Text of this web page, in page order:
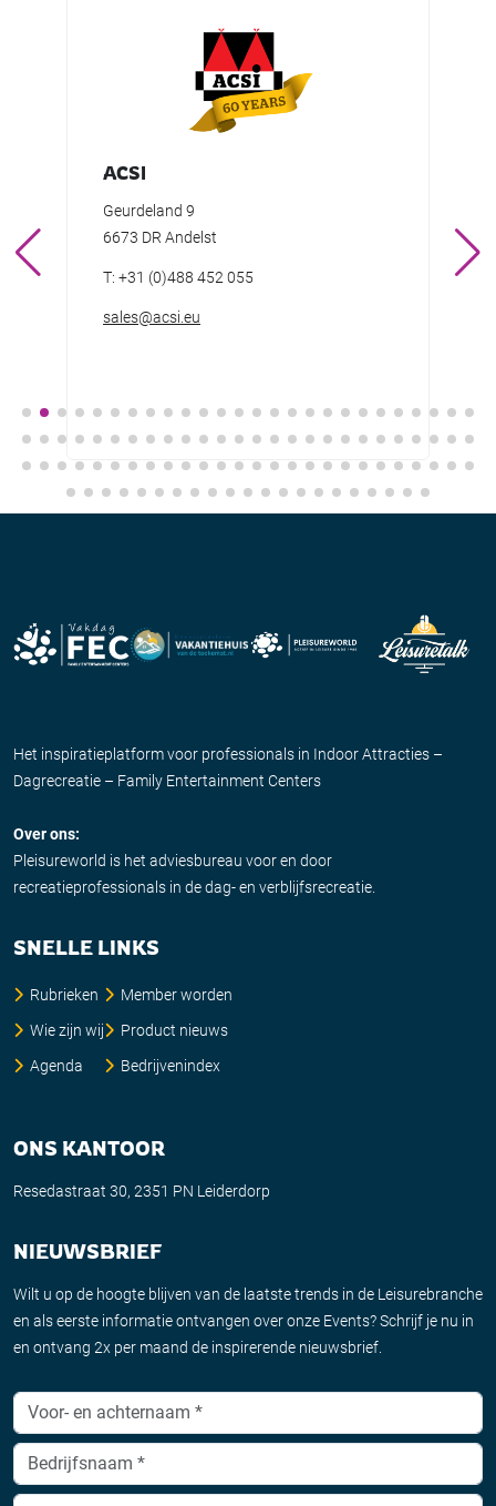
ACSI
Geurdeland 9
6673 DR Andelst
T: +31 (0)488 452 055
sales@acsi.eu
Het inspiratieplatform voor professionals in Indoor Attracties –
Dagrecreatie – Family Entertainment Centers
Over ons:
Pleisureworld is het adviesbureau voor en door
recreatieprofessionals in de dag- en verblijfsrecreatie.
SNELLE LINKS
Rubrieken
Wie zijn wij
Agenda
Member worden
Product nieuws
Bedrijvenindex
ONS KANTOOR
Resedastraat 30, 2351 PN Leiderdorp
NIEUWSBRIEF
Wilt u op de hoogte blijven van de laatste trends in de Leisurebranche
en als eerste informatie ontvangen over onze Events? Schrijf je nu in
en ontvang 2x per maand de inspirerende nieuwsbrief.